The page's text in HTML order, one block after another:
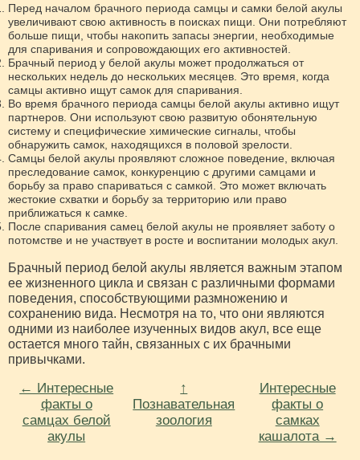
Перед началом брачного периода самцы и самки белой акулы
увеличивают свою активность в поисках пищи. Они потребляют
больше пищи, чтобы накопить запасы энергии, необходимые
для спаривания и сопровождающих его активностей.
Брачный период у белой акулы может продолжаться от
нескольких недель до нескольких месяцев. Это время, когда
самцы активно ищут самок для спаривания.
Во время брачного периода самцы белой акулы активно ищут
партнеров. Они используют свою развитую обонятельную
систему и специфические химические сигналы, чтобы
обнаружить самок, находящихся в половой зрелости.
Самцы белой акулы проявляют сложное поведение, включая
преследование самок, конкуренцию с другими самцами и
борьбу за право спариваться с самкой. Это может включать
жестокие схватки и борьбу за территорию или право
приближаться к самке.
После спаривания самец белой акулы не проявляет заботу о
потомстве и не участвует в росте и воспитании молодых акул.
Брачный период белой акулы является важным этапом
ее жизненного цикла и связан с различными формами
поведения, способствующими размножению и
сохранению вида. Несмотря на то, что они являются
одними из наиболее изученных видов акул, все еще
остается много тайн, связанных с их брачными
привычками.
← Интересные
факты о
самцах белой
акулы
↑
Познавательная
зоология
Интересные
факты о
самках
кашалота →